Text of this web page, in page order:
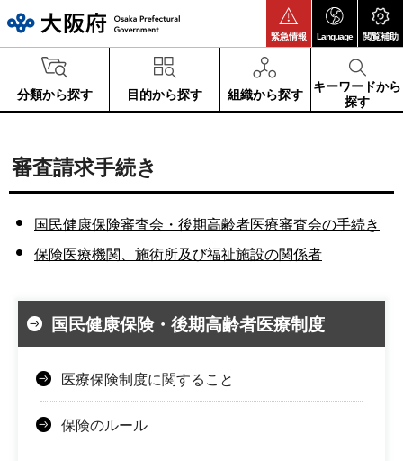
緊急情報 Language 閲覧補助
分類から探す 目的から探す 組織から探す
キーワードから
探す
審査請求手続き
国民健康保険審査会・後期高齢者医療審査会の手続き
保険医療機関、施術所及び福祉施設の関係者
国民健康保険・後期高齢者医療制度
医療保険制度に関すること
保険のルール